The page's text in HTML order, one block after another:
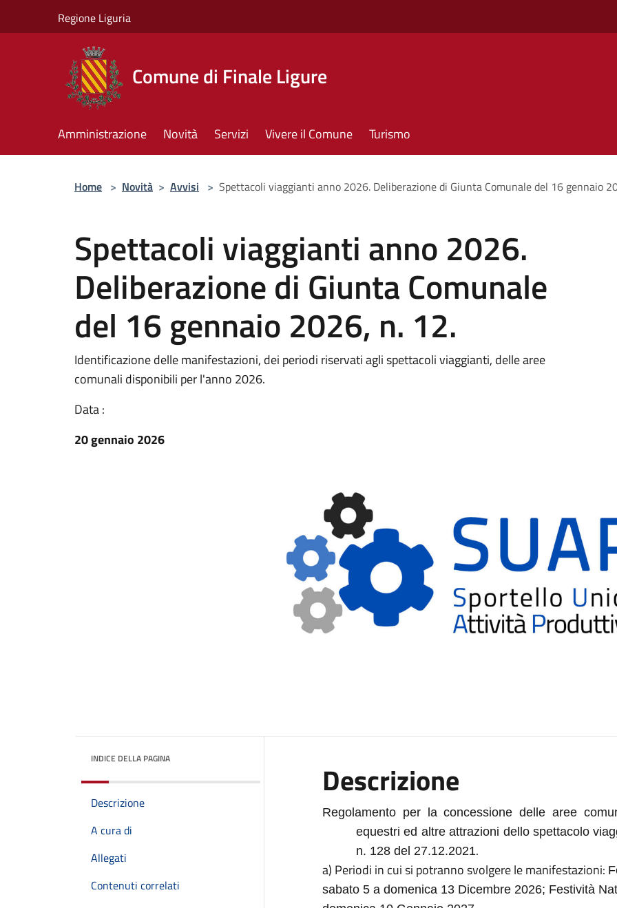
Regione Liguria
Comune di Finale Ligure
Amministrazione Novità Servizi Vivere il Comune Turismo
Home > Novità > Avvisi > Spettacoli viaggianti anno 2026. Deliberazione di Giunta Comunale del 16 gennaio
Spettacoli viaggianti anno 2026.
Deliberazione di Giunta Comunale
del 16 gennaio 2026, n. 12.
Identificazione delle manifestazioni, dei periodi riservati agli spettacoli viaggianti, delle aree
comunali disponibili per l'anno 2026.
Data :
20 gennaio 2026
INDICE DELLA PAGINA
Descrizione
A cura di
Allegati
Contenuti correlati
Descrizione
Regolamento per la concessione delle aree
equestri ed altre attrazioni dello spettacolo
n. 128 del 27.12.2021.
a) Periodi in cui si potranno svolgere le manifestazioni:
sabato 5 a domenica 13 Dicembre 2026; Festività